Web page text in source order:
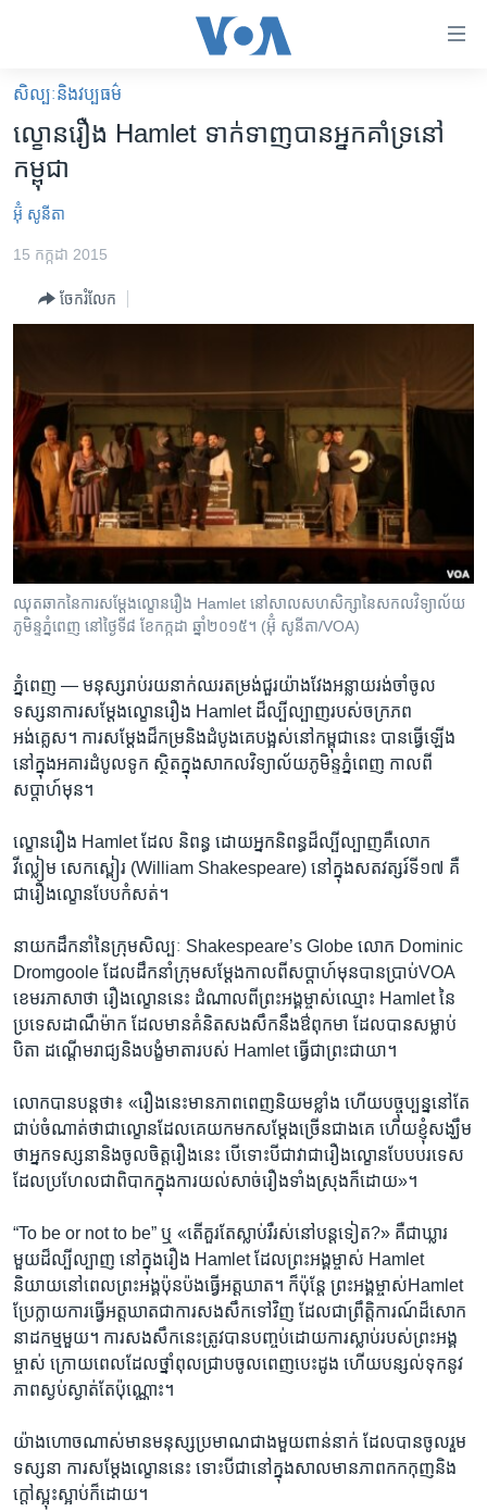
គេហទំព័រ​
ទាក់ទង
និង​
ចូល​
ទៅ​​
ទំព័រ​
និង​
ចូល​
ទៅ​
ទំព័រ​
រចនា
សម្ព័ន្ធ​
រំលង​
ទៅ​
ទំព័រ​
ស្វែង​
អន្តរជាតិ
អាមេរិក
ហេឡូវីអូអេ
កម្ពុជាច្នៃប្រតិដ្ឋ
ទូរទស្សន៍ / វីដេអូ​
វិទ្យុ / ផតខាសថ៍
កម្មវិធីទាំងអស់
Khmer English
បណ្តាញ​សង្គម
ភាសា
សិល្បៈនិងវប្បធម៌
ល្ខោន​រឿង​ Hamlet ​ទាក់ទាញ​បាន​អ្នក​គាំទ្រ​នៅ​
កម្ពុជា
អ៊ុំ សូនីតា
15 កក្កដា 2015
ចែករំលែក
ឈុតឆាក​នៃ​ការសម្តែង​ល្ខោន​រឿង​ Hamlet នៅ​សាល​សហសិក្សា​នៃ​សកល​វិទ្យាល័យ​
ភូមិន្ទ​ភ្នំពេញ​ នៅ​ថ្ងៃទី៨​ ខែកក្កដា​ ឆ្នាំ២០១៥។ ​(​អ៊ុំ​ សូនីតា​/VOA​)
ភ្នំពេញ — មនុស្ស​រាប់​រយ​នាក់​ឈរ​តម្រង់​ជួរ​យ៉ាង​វែង​អន្លាយ​រង់ចាំ​ចូល​
ទស្សនា​ការ​សម្ដែង​ល្ខោន​រឿង​ Hamlet​ ដ៏​ល្បី​ល្បាញ​របស់​ចក្រភព
អង់គ្លេស។​ ​ការ​សម្តែង​ដ៏​កម្រ​និង​ដំបូង​គេ​បង្អស់​នៅ​កម្ពុជា​នេះ​ បាន​ធ្វើឡើង​
នៅ​ក្នុង​អគារ​ដំបូល​ទូក​ ស្ថិត​ក្នុង​សាកល​វិទ្យាល័យ​ភូមិន្ទ​ភ្នំពេញ​ កាល​ពី​
សប្តាហ៍​មុន។​
ល្ខោនរឿង​ Hamlet ​ដែល​ និពន្ធ ​ដោយ​អ្នក​និពន្ធដ៏​ល្បី​ល្បាញ​គឺលោក​
វីល្លៀម ​សេកស្ពៀរ​ (William Shakespeare​)​ ​នៅ​ក្នុង​សតវត្សរ៍​ទី១៧​ គឺ​
ជា​រឿង​ល្ខោន​បែប​កំសត់​។
នាយក​ដឹកនាំ​នៃ​ក្រុម​សិល្បៈ​ Shakespeare’s​ Globe​ លោក​ Dominic​
Dromgoole​ ​ដែល​ដឹក​នាំ​ក្រុម​សម្ដែង​កាល​ពី​សប្តាហ៍​មុន​បាន​ប្រាប់​VOA​ ​
ខេម​រភាសា​ថា​ ​រឿង​ល្ខោន​នេះ​ ដំ​ណាល​ពី​ព្រះអង្គ​ម្ចាស់​ឈ្មោះ ​Hamlet​ នៃ​
ប្រទេស​ដាណឺម៉ាក​ ដែល​មាន​គំនិត​សង​សឹក​នឹង​ឳពុកមា​ ដែល​បាន​សម្លាប់​
បិតា​ ​ដណ្តើម​រាជ្យ​និង​បង្ខំ​មាតា​របស់​ Hamlet​ ធ្វើ​ជា​ព្រះ​ជា​យា​។​
លោក​បាន​បន្ត​ថា​៖ ​«រឿង​នេះ​មាន​ភាព​ពេញ​និយម​ខ្លាំង​ ហើយ​បច្ចុប្បន្ន​នៅ​តែ​
ជាប់​ចំណាត់​ថា​ជា​ល្ខោន​ដែល​គេ​យក​មក​សម្តែង​ច្រើន​ជាង​គេ​ ហើយ​ខ្ញុំ​សង្ឃឹម​
ថា​អ្នក​ទស្សនា​និង​ចូលចិត្ត​រឿង​នេះ​ បើ​ទោះ​បី​ជា​វា​ជា​រឿង​ល្ខោន​បែប​បរទេស​
ដែល​ប្រហែល​ជា​ពិបាក​ក្នុង​ការ​យល់​សាច់​រឿង​ទាំង​ស្រុង​ក៏​ដោយ»។
​“To be or not to be” ​ឬ​ «តើ​គួរ​តែ​ស្លាប់​រឺ​រស់​នៅ​បន្ត​ទៀត?​»​ ​គឺ​ជា​ឃ្លារ​
មួយ​ដ៏​ល្បីល្បាញ​ នៅ​ក្នុង​រឿង​ Hamlet​ ដែល​ព្រះ​អង្គ​ម្ចាស់​ Hamlet ​
និយាយ​នៅ​ពេល​ព្រះអង្គ​ប៉ុនប៉ង​ធ្វើ​អត្តឃាត។​ ក៏​ប៉ុន្តែ ព្រះ​អង្គ​ម្ចាស់​Hamlet​ ​
ប្រែក្លាយ​ការ​ធ្វើ​អត្តឃាតជា​ការ​សង​សឹក​ទៅ​វិញ​ ដែល​ជា​ព្រឹត្តិការណ៍​ដ៏​សោក
នាដកម្ម​មួយ។​ ការ​សងសឹក​នេះ​ត្រូវ​បាន​បញ្ចប់ដោយ​ការ​ស្លាប់​របស់​ព្រះ​អង្គ​
ម្ចាស់ ក្រោយ​ពេល​ដែលថ្នាំ​ពុល​ជ្រាប​ចូល​ពេញ​បេះដូង​ ហើយបន្សល់​ទុក​នូវ​
ភាព​ស្ងប់​ស្ងាត់​តែ​ប៉ុណ្ណោះ។​
យ៉ាងហោច​ណាស់​មាន​មនុស្ស​ប្រមាណជាង​មួយ​ពាន់​នាក់​ ដែល​បាន​ចូល​រួម​
ទស្សនា​ ការ​សម្ដែង​ល្ខោន​នេះ​ ទោះ​បី​ជា​នៅ​ក្នុង​សាល​មាន​ភាព​កកកុញ​និង​
ក្ដៅ​ស្អុះស្អាប់​ក៏ដោយ។​